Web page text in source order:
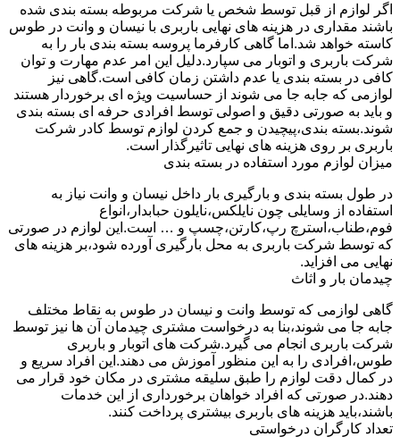
اگر لوازم از قبل توسط شخص یا شرکت مربوطه بسته بندی شده
باشند مقداری در هزینه های نهایی باربری با نیسان و وانت در طوس
کاسته خواهد شد.اما گاهی کارفرما پروسه بسته بندی بار را به
شرکت باربری و اتوبار می سپارد.دلیل این امر عدم مهارت و توان
کافی در بسته بندی یا عدم داشتن زمان کافی است.گاهی نیز
لوازمی که جابه جا می شوند از حساسیت ویژه ای برخوردار هستند
و باید به صورتی دقیق و اصولی توسط افرادی حرفه ای بسته بندی
شوند.بسته بندی،پیچیدن و جمع کردن لوازم توسط کادر شرکت
باربری بر روی هزینه های نهایی تاثیرگذار است.
میزان لوازم مورد استفاده در بسته بندی
در طول بسته بندی و بارگیری بار داخل نیسان و وانت نیاز به
استفاده از وسایلی چون نایلکس،نایلون حبابدار،انواع
فوم،طناب،استرچ رپ،کارتن،چسپ و … است.این لوازم در صورتی
که توسط شرکت باربری به محل بارگیری آورده شود،بر هزینه های
نهایی می افزاید.
چیدمان بار و اثاث
گاهی لوازمی که توسط وانت و نیسان در طوس به نقاط مختلف
جابه جا می شوند،بنا به درخواست مشتری چیدمان آن ها نیز توسط
شرکت باربری انجام می گیرد.شرکت های اتوبار و باربری
طوس،افرادی را به این منظور آموزش می دهند.این افراد سریع و
در کمال دقت لوازم را طبق سلیقه مشتری در مکان خود قرار می
دهند.در صورتی که افراد خواهان برخورداری از این خدمات
باشند،باید هزینه های باربری بیشتری پرداخت کنند.
تعداد کارگران درخواستی